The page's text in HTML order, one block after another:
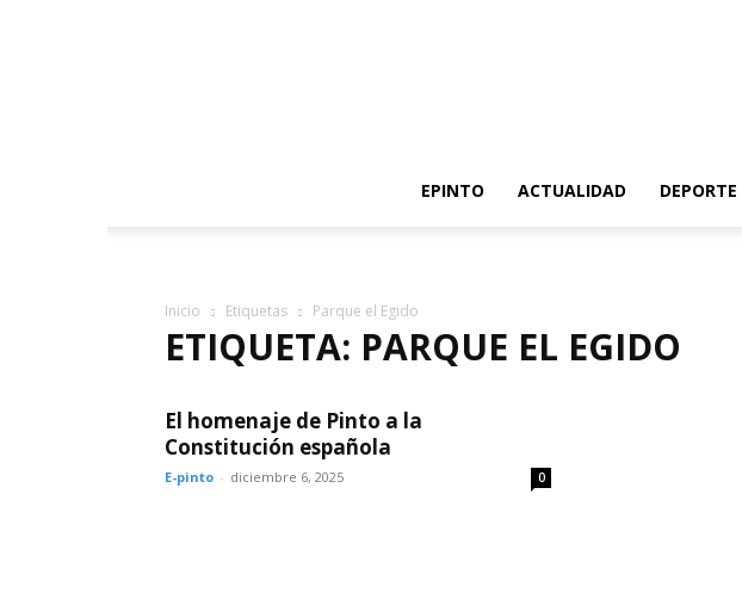
EPINTO
ACTUALIDAD DEPORTE
Inicio Etiquetas Parque el Egido
ETIQUETA: PARQUE EL EGIDO
El homenaje de Pinto a la
Constitución española
E-pinto - diciembre 6, 2025 0